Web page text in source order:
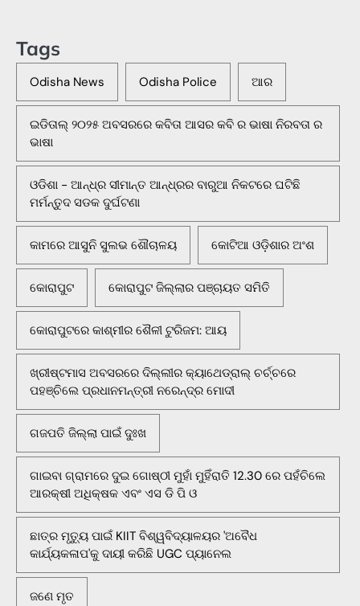
Tags
Odisha News Odisha Police ଆର
ଇଡିତାଲ୍ ୨୦୨୫ ଅବସରରେ କବିତା ଆସର କବି ର ଭାଷା ନିରବତା ର
ଭାଷା
ଓଡିଶା - ଆନ୍ଧ୍ର ସୀମାନ୍ତ ଆନ୍ଧ୍ରର ବାରୁଆ ନିକଟରେ ଘଟିଛି
ମର୍ମନ୍ତୁଦ ସଡକ ଦୁର୍ଘଟଣା
କାମରେ ଆସୁନି ସୁଲଭ ଶୌଚାଳୟ କୋଟିଆ ଓଡ଼ିଶାର ଅଂଶ
କୋରାପୁଟ କୋରାପୁଟ ଜିଲ୍ଲାର ପଞ୍ଚାୟତ ସମିତି
କୋରାପୁଟରେ କାଶ୍ମୀର ଶୈଳୀ ଟୁରିଜମ: ଆୟ
ଖ୍ରୀଷ୍ଟମାସ ଅବସରରେ ଦିଲ୍ଲୀର କ୍ୟାଥେଡ୍ରାଲ୍ ଚର୍ଚ୍ଚରେ
ପହଞ୍ଚିଲେ ପ୍ରଧାନମନ୍ତ୍ରୀ ନରେନ୍ଦ୍ର ମୋଦୀ
ଗଜପତି ଜିଲ୍ଲା ପାଇଁ ଦୁଃଖ
ଗାଇବା ଗ୍ରାମରେ ଦୁଇ ଗୋଷ୍ଠୀ ମୁହାଁ ମୁହିଁରାତି 12.30 ରେ ପହଁଚିଲେ
ଆରକ୍ଷୀ ଅଧିକ୍ଷକ ଏବଂ ଏସ ଡି ପି ଓ
ଛାତ୍ର ମୃତ୍ୟୁ ପାଇଁ KIIT ବିଶ୍ୱବିଦ୍ୟାଳୟର 'ଅବୈଧ
କାର୍ଯ୍ୟକଳାପ'କୁ ଦାୟୀ କରିଛି UGC ପ୍ୟାନେଲ
ଜଣେ ମୃତ